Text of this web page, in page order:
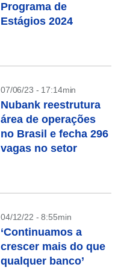
Programa de
Estágios 2024
07/06/23 - 17:14min
Nubank reestrutura
área de operações
no Brasil e fecha 296
vagas no setor
04/12/22 - 8:55min
‘Continuamos a
crescer mais do que
qualquer banco’